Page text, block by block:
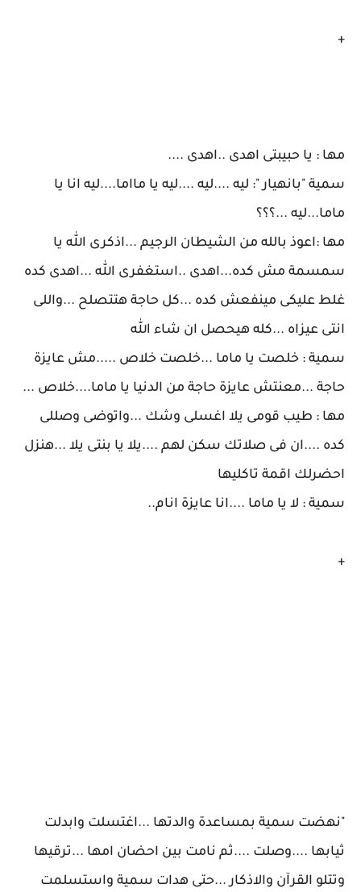
+
مها : يا حبيبتى اهدى ..اهدى ....
سمية "بانهيار ": ليه ....ليه ....ليه يا مااما....ليه انا يا
ماما...ليه ...؟؟؟
مها :اعوذ بالله من الشيطان الرجيم ...اذكرى الله يا
سمسمة مش كده...اهدى ..استغفرى الله ...اهدى كده
غلط عليكى مينفعش كده ...كل حاجة هتتصلح ...واللى
انتى عيزاه ...كله هيحصل ان شاء الله
سمية : خلصت يا ماما ...خلصت خلاص .....مش عايزة
حاجة ...معنتش عايزة حاجة من الدنيا يا ماما....خلاص ...
مها : طيب قومى يلا اغسلى وشك ...واتوضى وصللى
كده ....ان فى صلاتك سكن لهم ....يلا يا بنتى يلا ...هنزل
احضرلك اقمة تاكليها
سمية : لا يا ماما ....انا عايزة انام..
+
"نهضت سمية بمساعدة والدتها ...اغتسلت وابدلت
ثيابها ....وصلت ....ثم نامت بين احضان امها ...ترقيها
وتتلو القرآن والاذكار ...حتى هدات سمية واستسلمت